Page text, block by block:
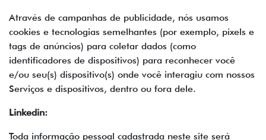
Através de campanhas de publicidade, nós usamos
cookies e tecnologias semelhantes (por exemplo, pixels e
tags de anúncios) para coletar dados (como
identificadores de dispositivos) para reconhecer você
e/ou seu(s) dispositivo(s) onde você interagiu com nossos
Serviços e dispositivos, dentro ou fora dele.
Linkedin:
Toda informação pessoal cadastrada neste site será